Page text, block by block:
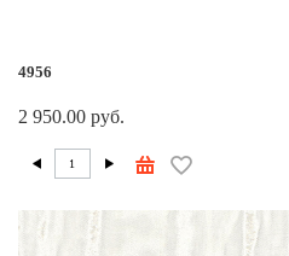
4956
2 950.00 руб.